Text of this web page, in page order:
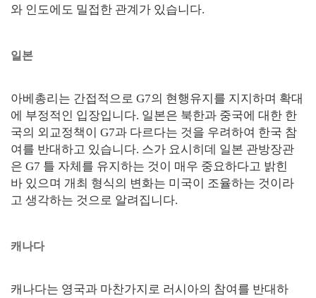
와 인도에도 밀접한 관계가 있습니다.
일본
아베총리는 간접적으로 G7의 현행유지를 지지하며 확대
에 부정적인 입장입니다. 일본은 북한과 중국에 대한 한
국의 외교정책이 G7과 다르다는 것을 우려하여 한국 참
여를 반대하고 있습니다. 스가 요시히데 일본 관방장관
은 G7 틀 자체를 유지하는 것이 매우 중요하다고 밝힌
바 있으며 개최 형식의 변화는 미국이 조율하는 것이라
고 생각하는 것으로 알려집니다.
캐나다
캐나다는 영국과 마찬가지로 러시아의 참여를 반대하